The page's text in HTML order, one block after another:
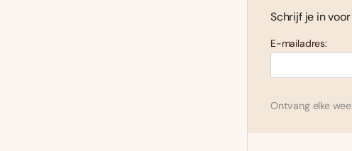
Schrijf je in
E-mailadres:
Ontvang elke